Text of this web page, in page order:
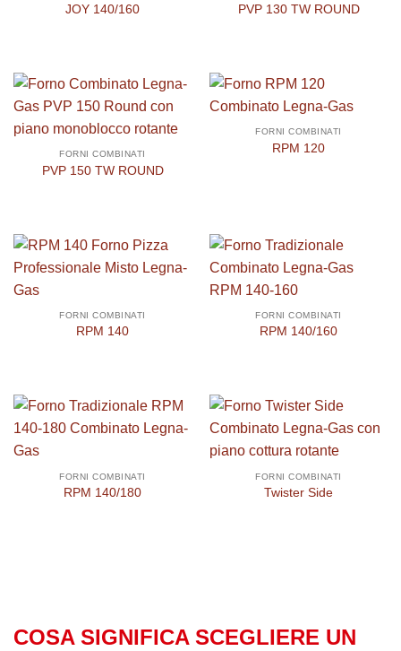
JOY 140/160 PVP 130 TW ROUND
FORNI COMBINATI
PVP 150 TW ROUND
FORNI COMBINATI
RPM 120
FORNI COMBINATI
RPM 140
FORNI COMBINATI
RPM 140/160
FORNI COMBINATI
RPM 140/180
FORNI COMBINATI
Twister Side
COSA SIGNIFICA SCEGLIERE UN